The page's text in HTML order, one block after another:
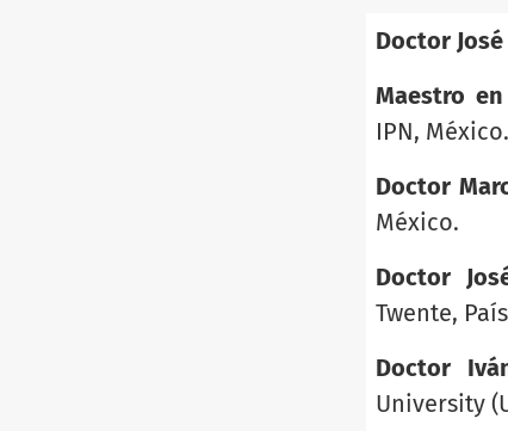
Doctor
Maestro
IPN, México.
Doctor
México.
Doctor
Twente,
Doctor
University